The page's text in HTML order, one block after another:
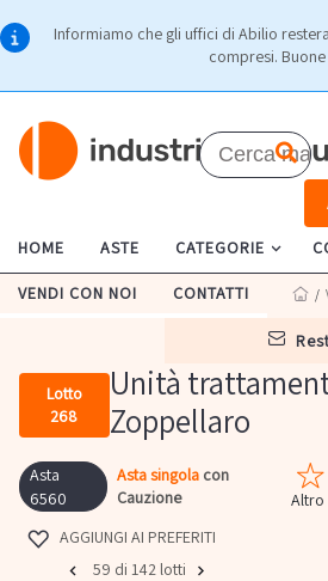
Informiamo che gli uffici di Abilio
compresi.
HOME ASTE CATEGORIE
VENDI CON NOI CONTATTI /
Lotto
268
Unità
Zoppellaro
Asta
6560
Asta singola con
Cauzione
Altro
AGGIUNGI AI PREFERITI
59 di 142 lotti